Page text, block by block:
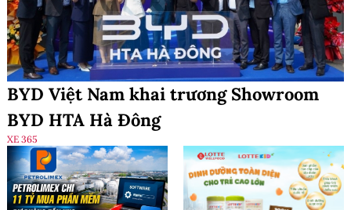
BYD Việt Nam khai trương Showroom
BYD HTA Hà Đông
XE 365